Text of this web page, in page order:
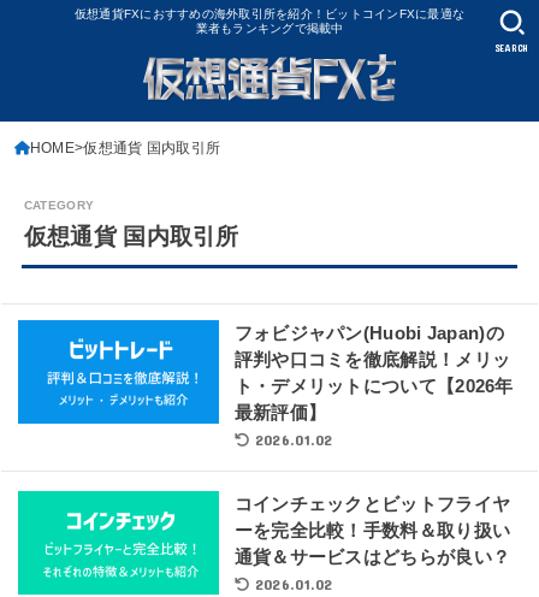
仮想通貨FXにおすすめの海外取引所を紹介！ビットコインFXに最適な
業者もランキングで掲載中
SEARCH
HOME 仮想通貨 国内取引所
仮想通貨 国内取引所
フォビジャパン(Huobi Japan)の
評判や口コミを徹底解説！メリッ
ト・デメリットについて【2026年
最新評価】
2026.01.02
コインチェックとビットフライヤ
ーを完全比較！手数料＆取り扱い
通貨＆サービスはどちらが良い？
2026.01.02